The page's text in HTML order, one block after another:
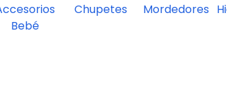
Bebé
Chupetes Mordedores